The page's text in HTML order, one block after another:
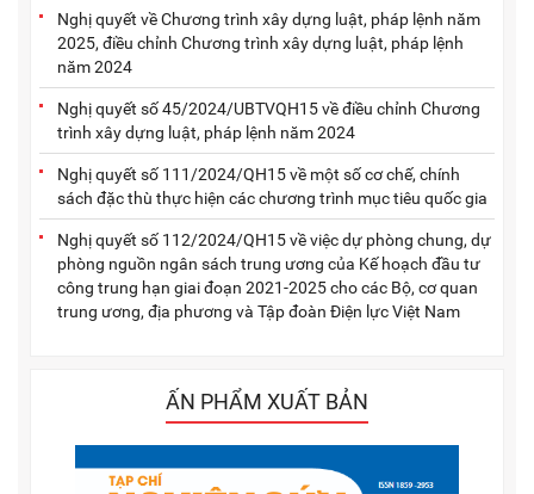
Nghị quyết về Chương trình xây dựng luật, pháp lệnh năm
2025, điều chỉnh Chương trình xây dựng luật, pháp lệnh
năm 2024
Nghị quyết số 45/2024/UBTVQH15 về điều chỉnh Chương
trình xây dựng luật, pháp lệnh năm 2024
Nghị quyết số 111/2024/QH15 về một số cơ chế, chính
sách đặc thù thực hiện các chương trình mục tiêu quốc gia
Nghị quyết số 112/2024/QH15 về việc dự phòng chung, dự
phòng nguồn ngân sách trung ương của Kế hoạch đầu tư
công trung hạn giai đoạn 2021-2025 cho các Bộ, cơ quan
trung ương, địa phương và Tập đoàn Điện lực Việt Nam
ẤN PHẨM XUẤT BẢN